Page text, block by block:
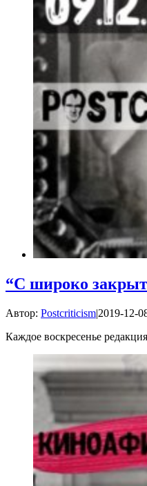
“С широко
Автор: Postcriticism|2019-12-
Каждое воскресенье